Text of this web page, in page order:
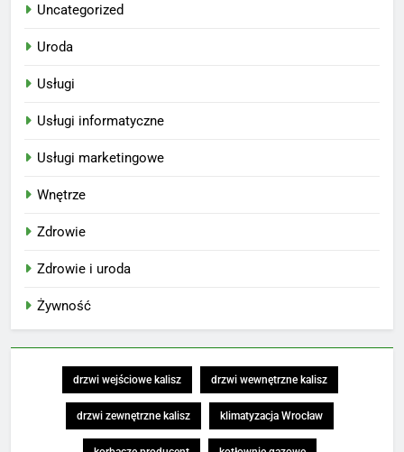
Uncategorized
Uroda
Usługi
Usługi informatyczne
Usługi marketingowe
Wnętrze
Zdrowie
Zdrowie i uroda
Żywność
drzwi wejściowe kalisz drzwi wewnętrzne kalisz
drzwi zewnętrzne kalisz klimatyzacja Wrocław